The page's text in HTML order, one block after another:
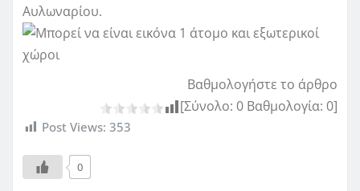
Αυλωναρίου.
Βαθμολογήστε το άρθρο
[Σύνολο: 0 Βαθμολογία: 0]
Post Views: 353
0